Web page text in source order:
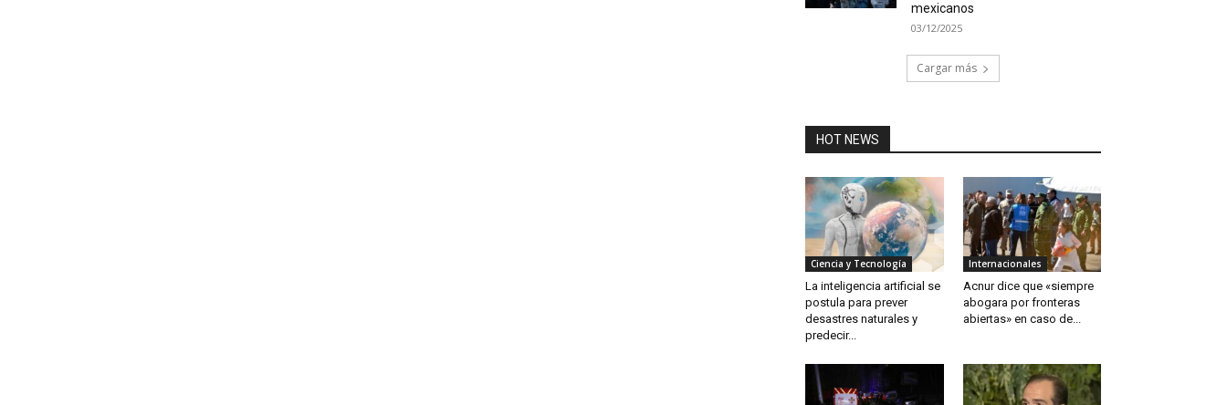
mexicanos
03/12/2025
Cargar más
HOT NEWS
Ciencia y Tecnología
La inteligencia artificial se
postula para prever
desastres naturales y
predecir...
Internacionales
Acnur dice que «siempre
abogara por fronteras
abiertas» en caso de...